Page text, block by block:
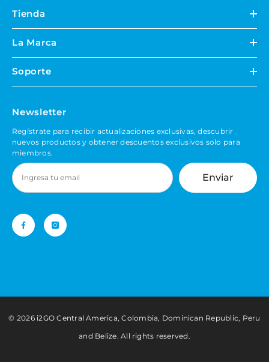
Tienda
La Marca
Soporte
Newsletter
Regístrate para recibir actualizaciones exclusivas, descubrir
nuevos productos y obtener descuentos exclusivos solo para
miembros.
Enviar
©️ 2026 i2GO Central America, Colombia, Dominican Republic, Peru
and Belize. All rights reserved.